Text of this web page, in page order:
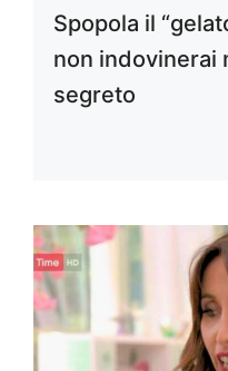
Spopola il
non indovinerai
segreto